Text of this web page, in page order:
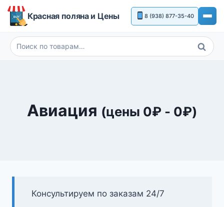
Перейти
Красная поляна и Цены 8 (938) 877-35-40
Искать:
Поиск
Авиация (цены 0₽ - 0₽)
Консультируем по заказам 24/7